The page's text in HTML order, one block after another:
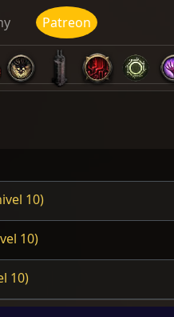
Patreon
10)
10)
10)